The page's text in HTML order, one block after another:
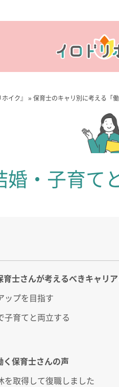
イク』 » 保育士のキャリ別に考える「働
婚・子育て
士さんが考えるべきキャリア
ップを目指す
子育てと両立する
く保育士さんの声
を取得して復職しました